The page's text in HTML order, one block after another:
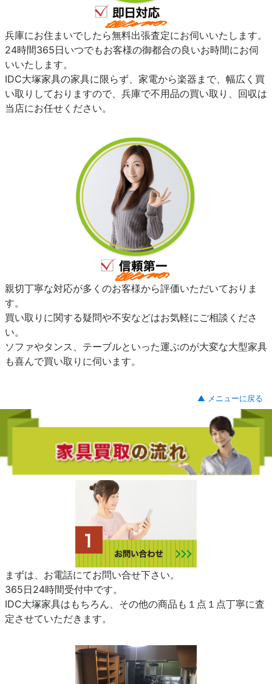
兵庫にお住まいでしたら無料出張査定にお伺いいたします。
24時間365日いつでもお客様の御都合の良いお時間にお伺
いいたします。
IDC大塚家具の家具に限らず、家電から楽器まで、幅広く買
い取りしておりますので、兵庫で不用品の買い取り、回収は
当店にお任せください。
親切丁寧な対応が多くのお客様から評価いただいておりま
す。
買い取りに関する疑問や不安などはお気軽にご相談くださ
い。
ソファやタンス、テーブルといった運ぶのが大変な大型家具
も喜んで買い取りに伺います。
▲ メニューに戻る
まずは、お電話にてお問い合せ下さい。
365日24時間受付中です。
IDC大塚家具はもちろん、その他の商品も１点１点丁寧に査
定させていただきます。